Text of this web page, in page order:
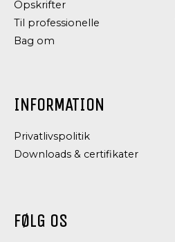
Opskrifter
Til professionelle
Bag om
INFORMATION
Privatlivspolitik
Downloads & certifikater
FØLG OS